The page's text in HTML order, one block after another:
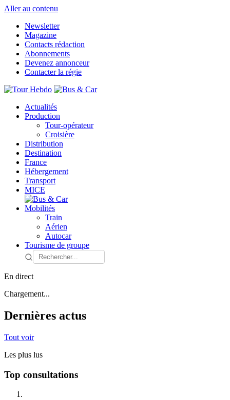
Aller au contenu
Newsletter
Magazine
Contacts rédaction
Abonnements
Devenez annonceur
Contacter la régie
Actualités
Production
Tour-opérateur
Croisière
Distribution
Destination
France
Hébergement
Transport
MICE
Mobilités
Train
Aérien
Autocar
Tourisme de groupe
En direct
Chargement...
Dernières actus
Tout voir
Les plus lus
Top consultations